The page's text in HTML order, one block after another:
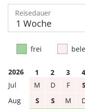
Reisedauer
frei
2026 1 2 3 4
M
D F
S
S M